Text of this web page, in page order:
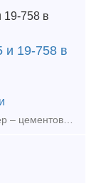
и 19-758 в